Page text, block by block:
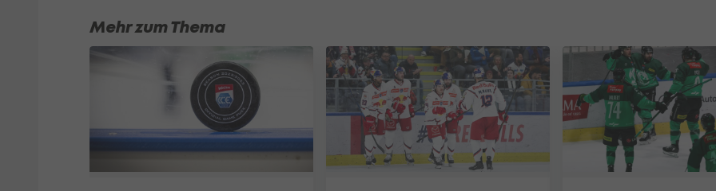
Mehr zum Thema